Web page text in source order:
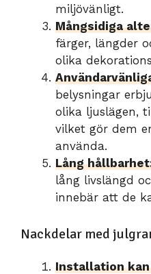
miljövänligt.
Mångsidiga
färger, längder
olika
belysningar
olika ljuslägen,
vilket gör dem
använda.
Lång
lång livslängd
innebär att de
Nackdelar med
Installation